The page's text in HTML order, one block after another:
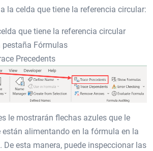
la celda que tiene la referencia circular:
que tiene la referencia circular
pestaña Fórmulas
Precedents
le mostrarán flechas azules que le
están alimentando en la fórmula en la
De esta manera, puede inspeccionar las